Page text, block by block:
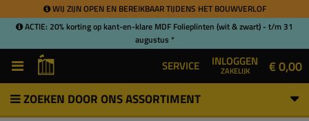
WIJ ZIJN OPEN EN BEREIKBAAR TIJDENS HET BOUWVERLOF
ACTIE: 20% korting op kant-en-klare MDF Folieplinten (wit & zwart) - t/m 31
augustus *
SERVICE INLOGGEN
ZAKELIJK € 0,00
ZOEKEN DOOR ONS ASSORTIMENT